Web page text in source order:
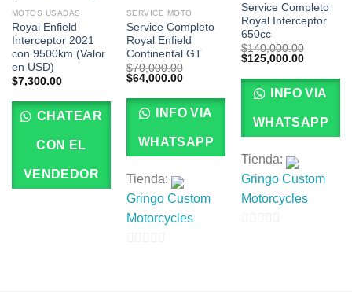
MOTOS USADAS
Royal Enfield
Interceptor 2021
con 9500km (Valor
en USD)
$7,300.00
CHATEAR
CON EL
VENDEDOR
SERVICE MOTO
Service Completo
Royal Enfield
Continental GT
$70,000.00
El
original
era:
$70,000.00.
$64,000.00El
actual
es:
$64,000.00.
INFO VIA
WHATSAPP
Tienda:
Gringo Custom
Motorcycles
Service Completo
Royal Interceptor
650cc
$140,000.00
El
original
era:
$140,000.00.
$125,000.00El
actual
es:
INFO VIA
WHATSAPP
Tienda:
Gringo Custom
Motorcycles